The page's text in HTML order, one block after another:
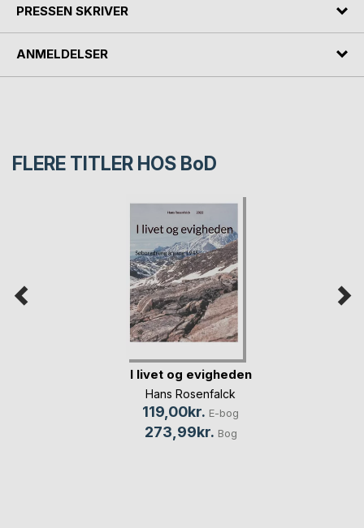
PRESSEN SKRIVER
ANMELDELSER
FLERE TITLER HOS BoD
I livet og evigheden
Hans Rosenfalck
119,00kr. E-bog
273,99kr. Bog